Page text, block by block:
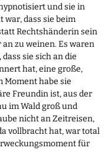
und sie in
dass sie beim
Rechtshänderin sein
zu weinen. Es waren
sie sich an die
hat, eine große,
Moment habe sie
Freundin ist, aus der
im Wald groß und
nicht an Zeitreisen,
vollbracht hat, war total
für